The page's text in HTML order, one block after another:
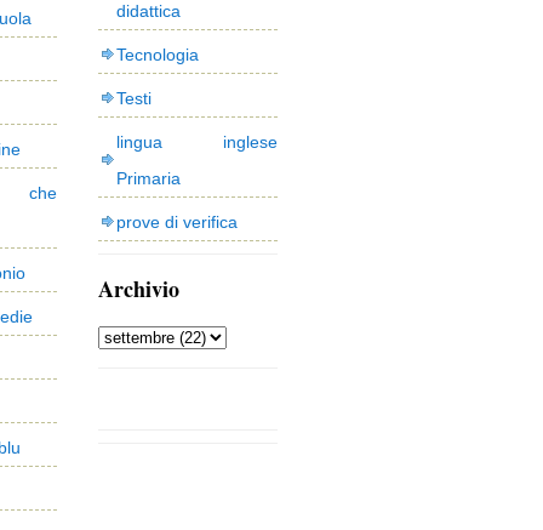
che
didattica
Tecnologia
Testi
lingua inglese
Primaria
prove di verifica
Archivio